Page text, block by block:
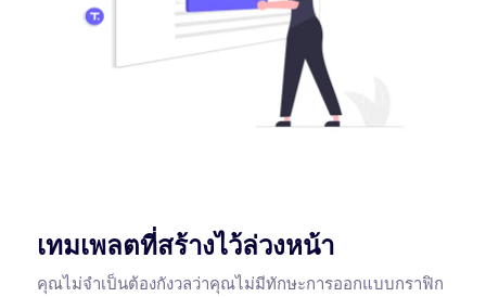
เทมเพลตที่สร้างไว้ล่วงหน้า
คุณไม่จำเป็นต้องกังวลว่าคุณไม่มีทักษะการออกแบบกราฟิก